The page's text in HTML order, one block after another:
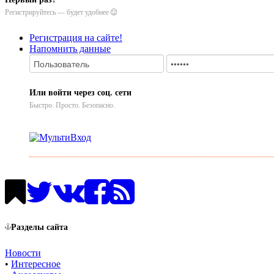
Регистрируйтесь — будет удобнее
Регистрация на сайте!
Напомнить данные
Или войти через соц. сети
Быстро. Просто. Безопасно.
Разделы сайта
Новости
• Интересное